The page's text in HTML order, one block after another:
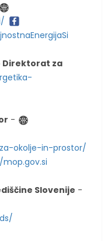
za
-
okolje-in-prostor/
Slovenije -